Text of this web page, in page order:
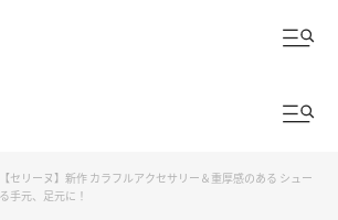
【セリーヌ】新作 カラフルアクセサリー＆重厚感のある シュー
手元、足元に！